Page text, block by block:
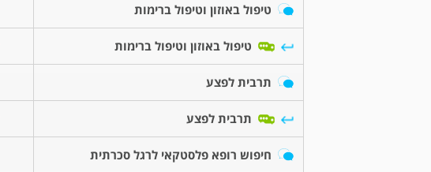
טיפול באוזון וטיפול ברימות
טיפול באוזון וטיפול ברימות
תרבית לפצע
תרבית לפצע
חיפוש רופא פלסטקאי לרגל סכרתית